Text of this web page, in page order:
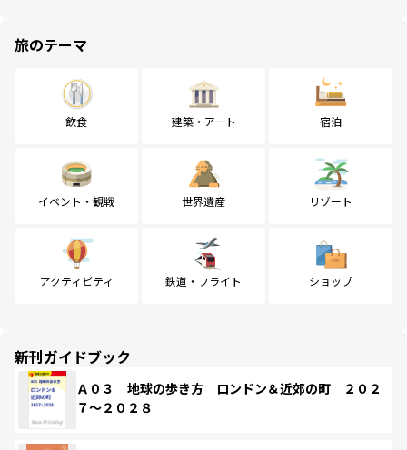
旅のテーマ
飲食 建築・アート 宿泊
イベント・観戦 世界遺産 リゾート
アクティビティ 鉄道・フライト ショップ
新刊ガイドブック
Ａ０３ 地球の歩き方 ロンドン＆近郊の町 ２０２
７～２０２８